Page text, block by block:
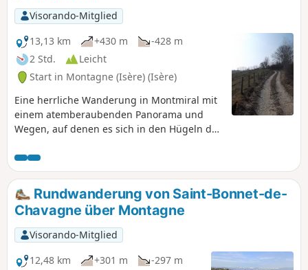
Visorando-Mitglied
13,13 km
+430 m
-428 m
2 Std.
Leicht
Start in Montagne (Isère) (Isère)
Eine herrliche Wanderung in Montmiral mit
einem atemberaubenden Panorama und
Wegen, auf denen es sich in den Hügeln der
Rundwanderung von Saint-Bonnet-de-
Chavagne über Montagne
Visorando-Mitglied
12,48 km
+301 m
-297 m